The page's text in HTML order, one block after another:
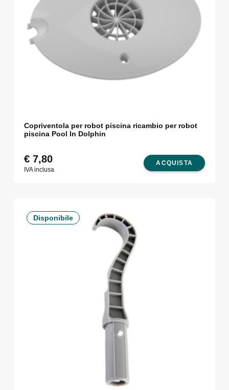
Copriventola per robot piscina ricambio per robot
piscina Pool In Dolphin
ACQUISTA
€7,80
IVA inclusa
Disponibile